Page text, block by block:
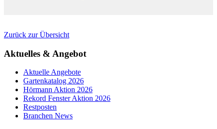
Zurück zur Übersicht
Aktuelles & Angebot
Aktuelle Angebote
Gartenkatalog 2026
Hörmann Aktion 2026
Rekord Fenster Aktion 2026
Restposten
Branchen News